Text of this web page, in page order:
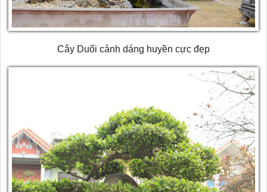
Cây Duối cảnh dáng huyền cực đẹp